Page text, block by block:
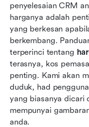
penyelesaian CRM
harganya adalah
yang berkesan
berkembang.
terperinci tentang
terasnya, kos
penting. Kami akan
duduk, had
yang biasanya dicari
mempunyai
anda.
Bagaimana
alternatif CRM
Alternatif CRM
Membuat
Nutshell sesuai
Kesimpulan
Soalan Lazim